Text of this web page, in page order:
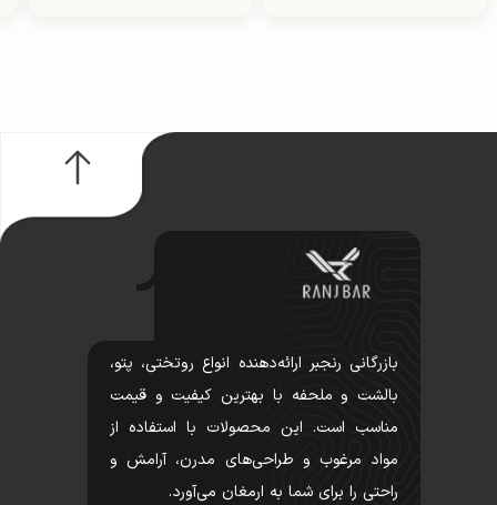
بازرگانی رنجبر ارائه‌دهنده انواع روتختی، پتو،
بالشت و ملحفه با بهترین کیفیت و قیمت
مناسب است. این محصولات با استفاده از
مواد مرغوب و طراحی‌های مدرن، آرامش و
راحتی را برای شما به ارمغان می‌آورد.